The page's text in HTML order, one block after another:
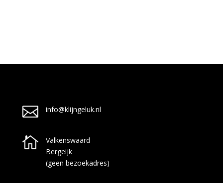
 info@klijngeluk.nl

Valkenswaard
Bergeijk
(geen bezoekadres)